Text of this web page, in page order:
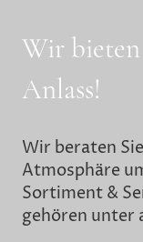
Wir
Anlass!
Wir beraten
Atmosphäre
Sortiment &
gehören unter